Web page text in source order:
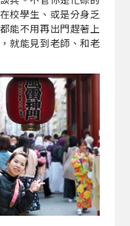
校學生、或是分身乏
能不用再出門趕著上
就能見到老師、和老